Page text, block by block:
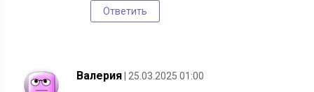
Ответить
Валерия | 25.03.2025 01:00